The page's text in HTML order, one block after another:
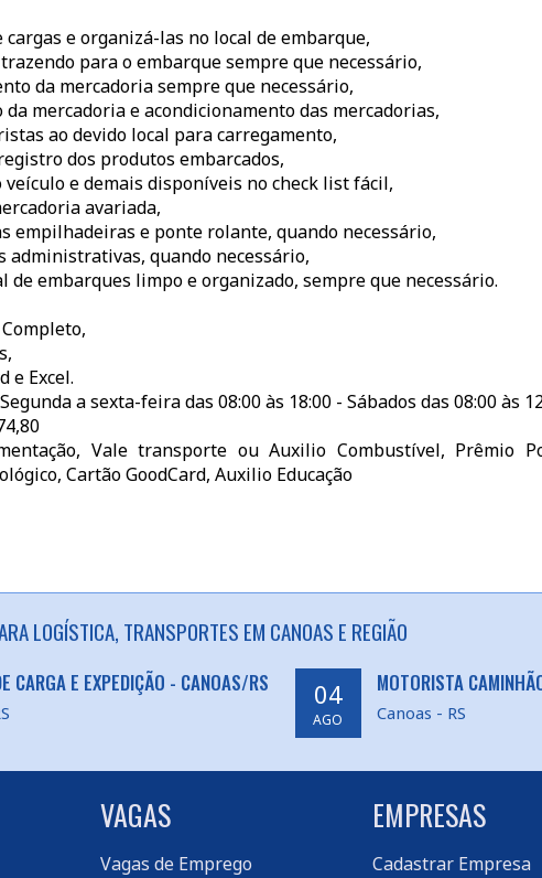
cargas e organizá-las no local de embarque,
para o embarque sempre que necessário,
da mercadoria sempre que necessário,
da mercadoria e acondicionamento das mercadorias,
ao devido local para carregamento,
dos produtos embarcados,
veículo e demais disponíveis no check list fácil,
avariada,
empilhadeiras e ponte rolante, quando necessário,
administrativas, quando necessário,
de embarques limpo e organizado, sempre que necessário.
e Excel.
a sexta-feira das 08:00 às 18:00 - Sábados das 08:00 às
Vale transporte ou Auxilio Combustível, Prêmio
Cartão GoodCard, Auxilio Educação
LOGÍSTICA, TRANSPORTES EM CANOAS E REGIÃO
CARGA E EXPEDIÇÃO - CANOAS/RS 04
AGO
MOTORISTA
Canoas - RS
VAGAS
Vagas de Emprego
EMPRESAS
Cadastrar Empresa